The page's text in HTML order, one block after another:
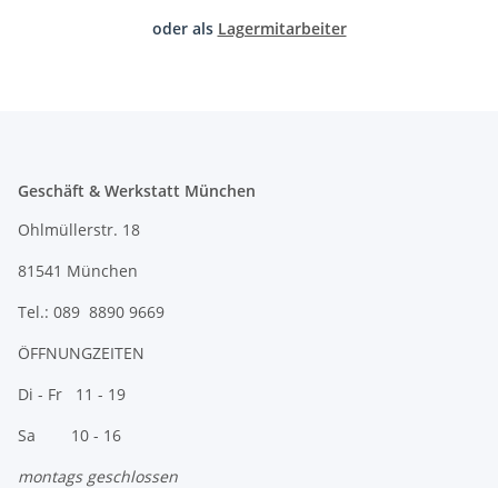
oder als Lagermitarbeiter
Geschäft & Werkstatt München
Ohlmüllerstr. 18
81541 München
Tel.: 089 8890 9669
ÖFFNUNGZEITEN
Di - Fr 11 - 19
Sa 10 - 16
montags geschlossen